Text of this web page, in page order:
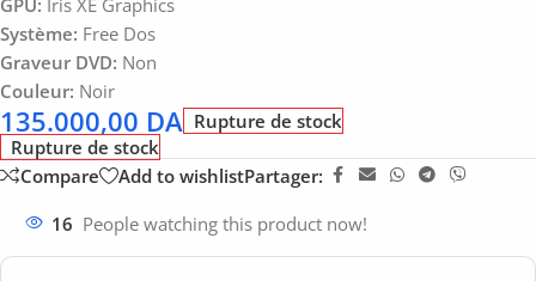
GPU: Iris XE Graphics
Système: Free Dos
Graveur DVD: Non
Couleur: Noir
135.000,00 DA Rupture de stock
Rupture de stock
Compare
Add to wishlistPartager:
16 People watching this product now!